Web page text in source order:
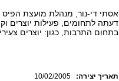
אסתי די-נור, מנהלת מועצת
דעתה לתחומים, פעילות יוצרים
בתחום התרבות, כגון: יוצרים
10/02/2005 :תאריך יצירה